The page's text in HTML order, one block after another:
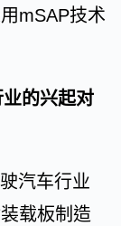
mSAP技术
的兴起对
汽车行业
载板制造